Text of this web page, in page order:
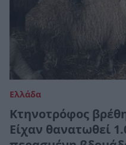
Ελλάδα
Κτηνοτρόφος
Είχαν θανατωθεί